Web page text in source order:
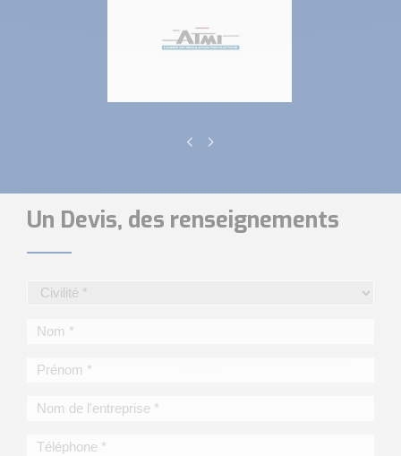
Un Devis, des renseignements